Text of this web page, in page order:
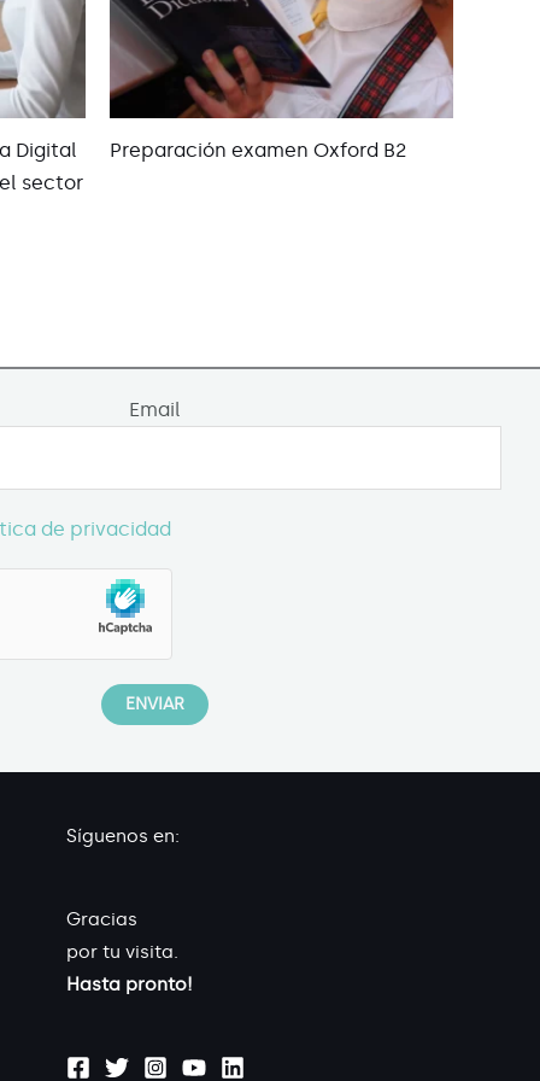
Digital
sector
Preparación examen Oxford B2
Email
de privacidad
Síguenos en:
Gracias
por tu visita.
Hasta pronto!